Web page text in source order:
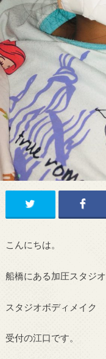
こんにちは。
船橋にある加圧スタジオ
スタジオボディメイク
受付の江口です。